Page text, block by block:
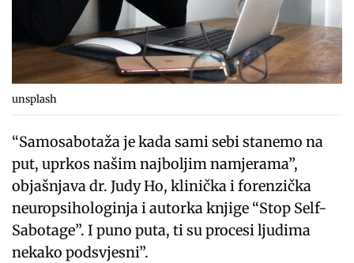
unsplash
“Samosabotaža je kada sami sebi stanemo na
put, uprkos našim najboljim namjerama”,
objašnjava dr. Judy Ho, klinička i forenzička
neuropsihologinja i autorka knjige “Stop Self-
Sabotage”. I puno puta, ti su procesi ljudima
nekako podsvjesni”.